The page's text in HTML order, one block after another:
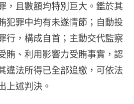
，且數額均特別巨大。鑑於其
犯罪中均有未遂情節；自動投
行，構成自首；主動交代監察
賄、利用影響力受賄事實，認
違法所得已全部追繳，可依法
上述判決。